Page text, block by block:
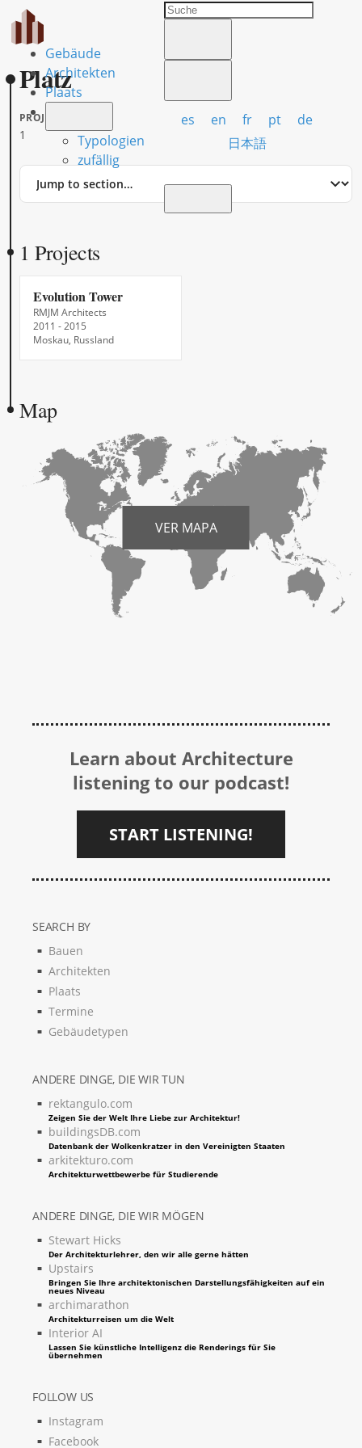
Gebäude
Architekten
Plaats
Typologien
zufällig
es en fr pt
de
日本語
Platz
PROJECTS
1
Jump
1 Projects
Evolution Tower
RMJM Architects
2011 - 2015
Moskau, Russland
Map
VER MAPA
Learn about Architecture
listening to our podcast!
START LISTENING!
SEARCH BY
Bauen
Architekten
Plaats
Termine
Gebäudetypen
ANDERE DINGE, DIE WIR TUN
rektangulo.com
Zeigen Sie der Welt Ihre Liebe zur Architektur!
buildingsDB.com
Datenbank der Wolkenkratzer in den Vereinigten Staaten
arkitekturo.com
Architekturwettbewerbe für Studierende
ANDERE DINGE, DIE WIR MÖGEN
Stewart Hicks
Der Architekturlehrer, den wir alle gerne hätten
Upstairs
Bringen Sie Ihre architektonischen Darstellungsfähigkeiten auf ein
neues Niveau
archimarathon
Architekturreisen um die Welt
Interior AI
Lassen Sie künstliche Intelligenz die Renderings für Sie
übernehmen
FOLLOW US
Instagram
Facebook